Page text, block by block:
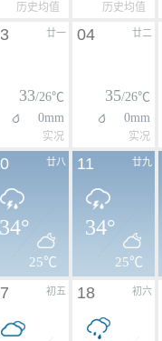
历史均值 历史均值
廿一
33/26℃
0mm
实况
廿二
04
35/26℃
0mm
实况
廿八
34°
25℃
廿九
11
34°
25℃
初五 初六
18